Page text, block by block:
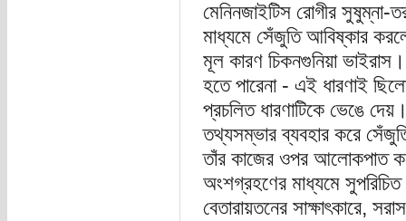
মেনিনজাইটিস রোগীর
মাধ্যমে সেঁজুতি আবিষ্কার
মূল কারণ চিকনগুনিয়া
হতে পারেনা - এই ধারণাই
প্রচলিত ধারণাটিকে ভেঙে
তথ্যসম্ভার ব্যবহার করে
তাঁর কাজের ওপর আলোকপাত
অংশগ্রহণের মাধ্যমে
বেতারায়তনের সাক্ষাৎকারে,